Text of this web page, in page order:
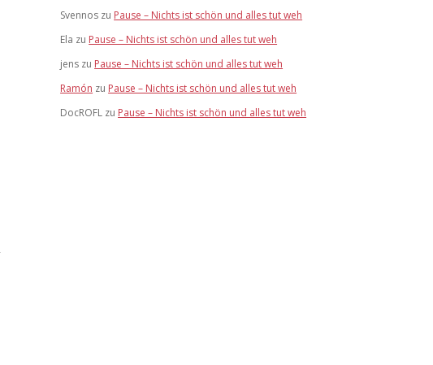
Svennos zu Pause – Nichts ist schön und alles tut weh
Ela zu Pause – Nichts ist schön und alles tut weh
jens zu Pause – Nichts ist schön und alles tut weh
Ramón zu Pause – Nichts ist schön und alles tut weh
DocROFL zu Pause – Nichts ist schön und alles tut weh